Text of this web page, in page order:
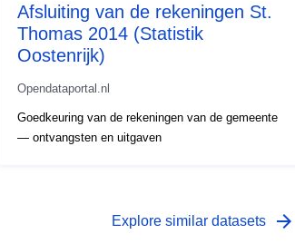
Afsluiting van de rekeningen St.
Thomas 2014 (Statistik
Oostenrijk)
Opendataportal.nl
Goedkeuring van de rekeningen van de gemeente
— ontvangsten en uitgaven
Explore similar datasets arrow_forward